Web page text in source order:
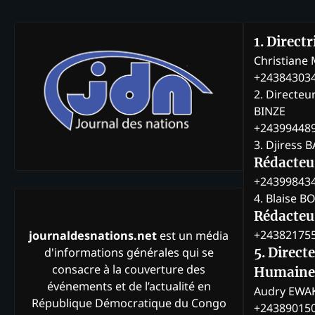
journaldesnations.net est un média
d'informations générales qui se
consacre à la couverture des
événements et de l’actualité en
République Démocratique du Congo
1.
Christiane
2.
BINZE
3. Djiress
4. Blaise
5.
Audry